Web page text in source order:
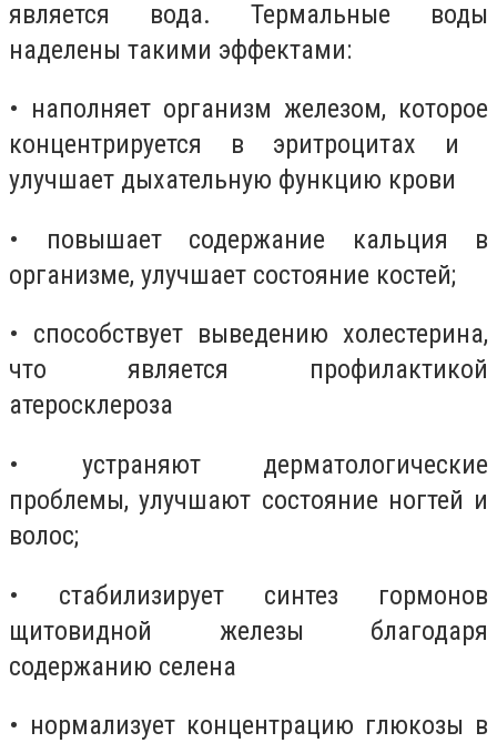
является вода. Термальные воды
наделены такими эффектами:
• наполняет организм железом, которое
концентрируется в эритроцитах и ​​
улучшает дыхательную функцию крови
• повышает содержание кальция в
организме, улучшает состояние костей;
• способствует выведению холестерина,
что является профилактикой
атеросклероза
• устраняют дерматологические
проблемы, улучшают состояние ногтей и
волос;
• стабилизирует синтез гормонов
щитовидной железы благодаря
содержанию селена
• нормализует концентрацию глюкозы в